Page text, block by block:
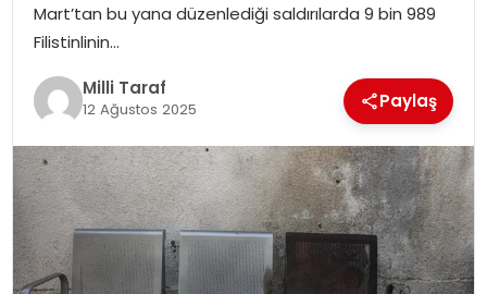
Mart’tan bu yana düzenlediği saldırılarda 9 bin 989
Filistinlinin…
Milli Taraf
12 Ağustos 2025 Paylaş